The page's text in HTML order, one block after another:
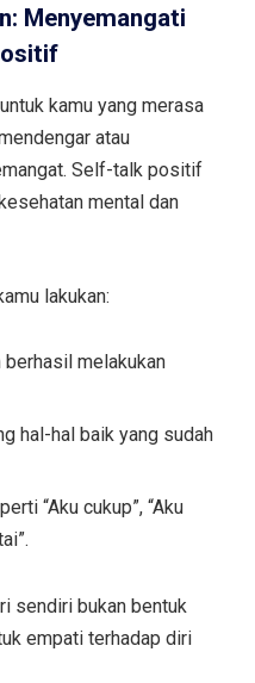
Menyemangati
kamu yang merasa
atau
Self-talk positif
mental dan
lakukan:
melakukan
hal-hal baik yang sudah
“Aku cukup”, “Aku
sendiri bukan bentuk
empati terhadap diri